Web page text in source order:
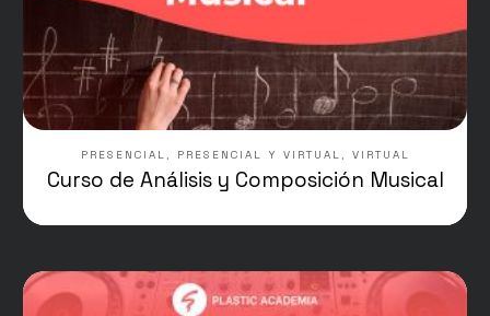
PRESENCIAL, PRESENCIAL Y VIRTUAL, VIRTUAL
Curso de Análisis y Composición Musical